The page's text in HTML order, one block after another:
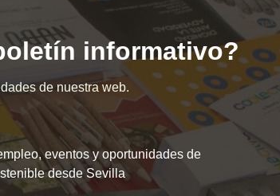
informativo?
de nuestra web.
eventos y oportunidades de
desde Sevilla